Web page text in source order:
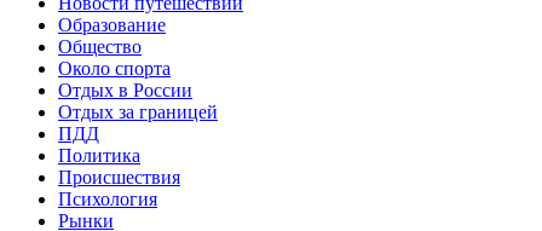
Образование
Общество
Около спорта
Отдых в России
Отдых за границей
ПДД
Политика
Происшествия
Психология
Рынки